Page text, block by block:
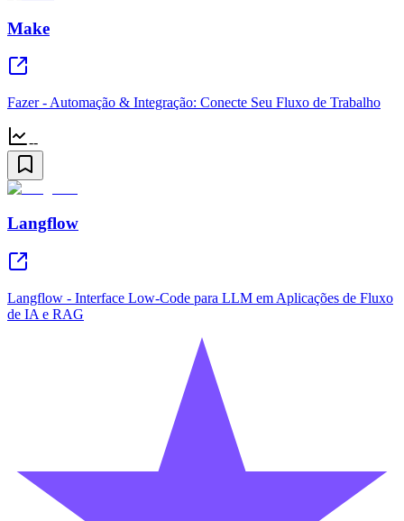
Make
Fazer - Automação & Integração: Conecte Seu Fluxo de Trabalho
--
Langflow
Langflow - Interface Low-Code para LLM em Aplicações de Fluxo
de IA e RAG